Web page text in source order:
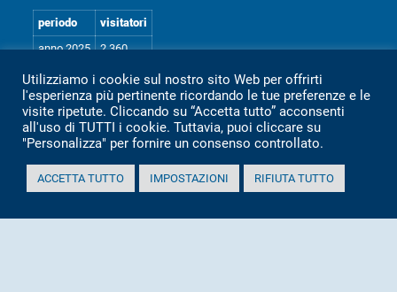
periodo
visitatori
anno 2025
2.360
anno 2024
2.097
anno 2023
1.803
anno 2022
2.373
anno 2021
1.501
anno 2020
1.307
Utilizziamo i cookie sul nostro sito Web per offrirti
l'esperienza più pertinente ricordando le tue preferenze e le
visite ripetute. Cliccando su “Accetta tutto” acconsenti
all'uso di TUTTI i cookie. Tuttavia, puoi cliccare su
"Personalizza" per fornire un consenso controllato.
ACCETTA TUTTO IMPOSTAZIONI RIFIUTA TUTTO